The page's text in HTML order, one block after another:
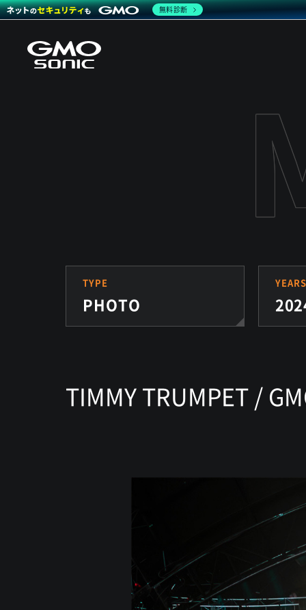
TYPE
PHOTO
YEARS
TIMMY TRUMPET /
無料診断